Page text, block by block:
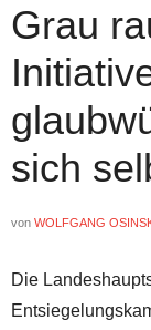
Grau
sich
von WOLFGANG
Die